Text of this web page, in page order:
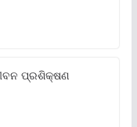
ପ୍ରଶିକ୍ଷଣ